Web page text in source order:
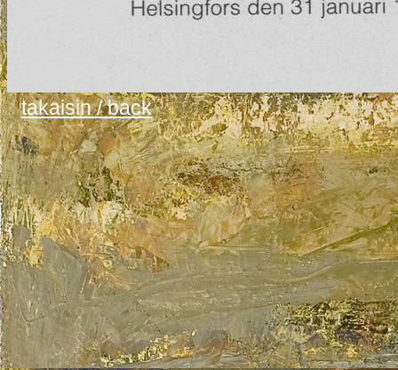
takaisin / back